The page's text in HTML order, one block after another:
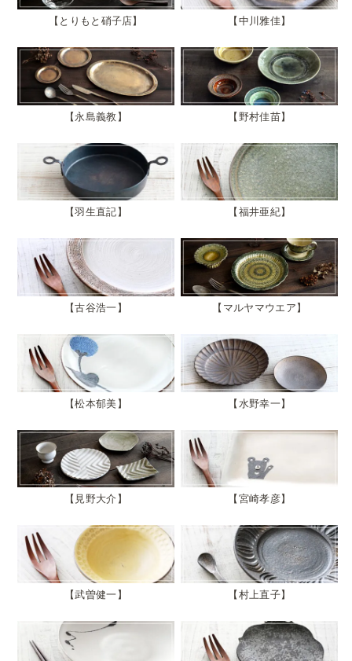
とりもと硝子店 中川雅佳
永島義教 野村佳苗
羽生直記 福井亜紀
古谷浩一 マルヤマウエア
松本郁美 水野幸一
見野大介 宮崎孝彦
武曽健一 村上直子